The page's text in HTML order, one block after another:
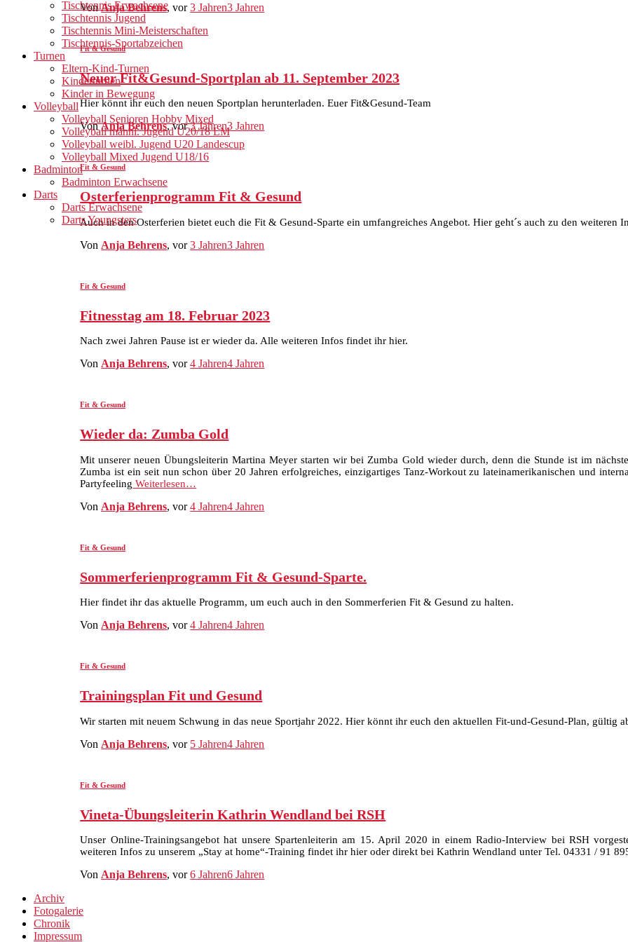
Tischtennis Erwachsene
Tischtennis Jugend
Tischtennis Mini-Meisterschaften
Tischtennis-Sportabzeichen
Turnen
Eltern-Kind-Turnen
Kinderturnen
Kinder in Bewegung
Volleyball
Volleyball Senioren Hobby Mixed
Volleyball männl. Jugend U20/18 LM
Volleyball weibl. Jugend U20 Landescup
Volleyball Mixed Jugend U18/16
Badminton
Badminton Erwachsene
Darts
Darts Erwachsene
Darts Youngsters
VonAnja Behrens, vor3 Jahren3 Jahren
Fit & Gesund
Neuer Fit&Gesund-Sportplan ab 11. September 2023
Hier könnt ihr euch den neuen Sportplan herunterladen. Euer Fit&Gesund-Team
VonAnja Behrens, vor3 Jahren3 Jahren
Fit & Gesund
Osterferienprogramm Fit & Gesund
Auch in den Osterferien bietet euch die Fit & Gesund-Sparte ein umfangreiches Angebot. Hier geht´s auch zu den weiteren
Von Anja Behrens, vor3 Jahren3 Jahren
Fit & Gesund
Fitnesstag am 18. Februar 2023
Nach zwei Jahren Pause ist er wieder da. Alle weiteren Infos findet ihr hier.
Von Anja Behrens, vor4 Jahren4 Jahren
Fit & Gesund
Wieder da: Zumba Gold
Mit unserer neuen Übungsleiterin Martina Meyer starten wir bei Zumba Gold wieder durch, denn die Stunde ist im
Zumba ist ein seit nun schon über 20 Jahren erfolgreiches, einzigartiges Tanz-Workout zu lateinamerikanischen und
Partyfeeling Weiterlesen…
Von Anja Behrens, vor4 Jahren4 Jahren
Fit & Gesund
Sommerferienprogramm Fit & Gesund-Sparte.
Hier findet ihr das aktuelle Programm, um euch auch in den Sommerferien Fit & Gesund zu halten.
Von Anja Behrens, vor4 Jahren4 Jahren
Fit & Gesund
Trainingsplan Fit und Gesund
Wir starten mit neuem Schwung in das neue Sportjahr 2022. Hier könnt ihr euch den aktuellen Fit-und-Gesund-Plan, gültig
Von Anja Behrens, vor 5 Jahren4 Jahren
Fit & Gesund
Vineta-Übungsleiterin Kathrin Wendland bei RSH
Unser Online-Trainingsangebot hat unsere Spartenleiterin am 15. April 2020 in einem Radio-Interview bei RSH
weiteren Infos zu unserem „Stay at home“-Training findet ihr hier oder direkt bei Kathrin Wendland unter Tel. 04331 / 91
Von Anja Behrens, vor6 Jahren6 Jahren
Archiv
Fotogalerie
Chronik
Impressum